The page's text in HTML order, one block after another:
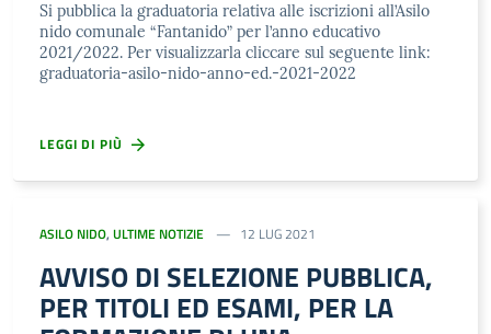
Si pubblica la graduatoria relativa alle iscrizioni all’Asilo
nido comunale “Fantanido” per l’anno educativo
2021/2022. Per visualizzarla cliccare sul seguente link:
graduatoria-asilo-nido-anno-ed.-2021-2022
LEGGI DI PIÙ
ASILO NIDO, ULTIME NOTIZIE 12 LUG 2021
AVVISO DI SELEZIONE PUBBLICA,
PER TITOLI ED ESAMI, PER LA